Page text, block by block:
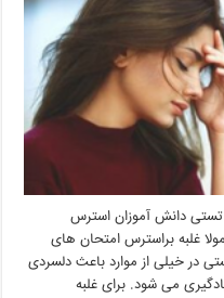
دانش آموزان استرس
غلبه براسترس امتحان های
خیلی از موارد باعث دلسردی
می شود. برای غلبه